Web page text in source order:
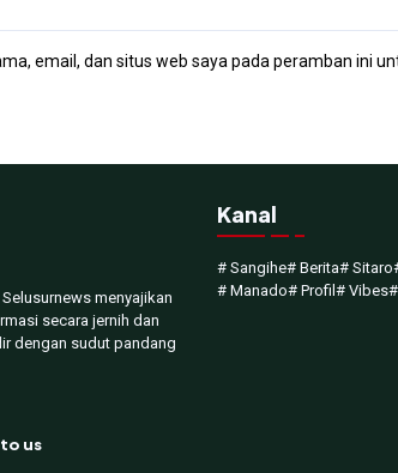
email, dan situs web saya pada peramban ini
Selusurnews menyajikan
secara jernih dan
dengan sudut pandang
us
Kanal
# Sangihe# Berita# Sitaro
# Manado# Profil# Vibes